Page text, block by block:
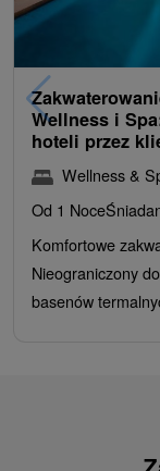
Wellness i
hoteli przez
Wellness &
Od 1 Noce
Komfortowe
Nieograniczony
basenów